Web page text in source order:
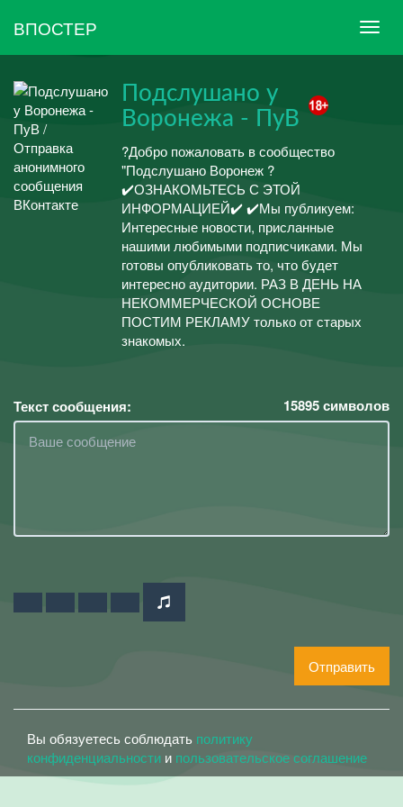
ВПОСТЕР
Подслушано у
Воронежа - ПуВ
?Добро пожаловать в сообщество
"Подслушано Воронеж ?
✔️ОЗНАКОМЬТЕСЬ С ЭТОЙ
ИНФОРМАЦИЕЙ✔️ ✔️Мы публикуем:
Интересные новости, присланные
нашими любимыми подписчиками. Мы
готовы опубликовать то, что будет
интересно аудитории. РАЗ В ДЕНЬ НА
НЕКОММЕРЧЕСКОЙ ОСНОВЕ
ПОСТИМ РЕКЛАМУ только от старых
знакомых.
Текст сообщения: 15895символов
Отправить
Вы обязуетесь соблюдать политику
конфиденциальности и пользовательское соглашение